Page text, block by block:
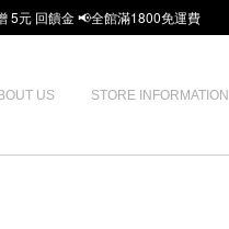
5元 回饋金 📢全館滿1800免運費
US STORE INFORMATION